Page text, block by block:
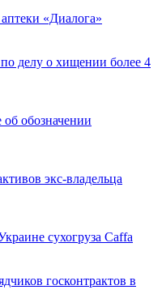
«Диалога»
делу о хищении более 4
обозначении
экс-владельца
сухогруза Caffa
госконтрактов в